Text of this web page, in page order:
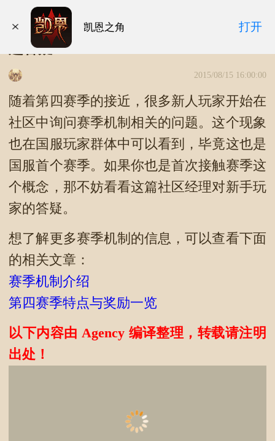
凯恩之角 打开
暗黑3蓝贴：游戏新人对赛季机制的问
题答疑
2015/08/15 16:00:00
随着第四赛季的接近，很多新人玩家开始在
社区中询问赛季机制相关的问题。这个现象
也在国服玩家群体中可以看到，毕竟这也是
国服首个赛季。如果你也是首次接触赛季这
个概念，那不妨看看这篇社区经理对新手玩
家的答疑。
想了解更多赛季机制的信息，可以查看下面
的相关文章：
赛季机制介绍
第四赛季特点与奖励一览
以下内容由 Agency 编译整理，转载请注明
出处！